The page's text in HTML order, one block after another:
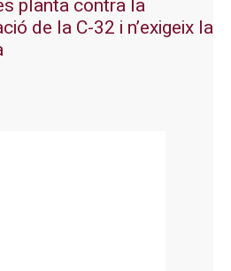
planta contra la
de la C-32 i n’exigeix la